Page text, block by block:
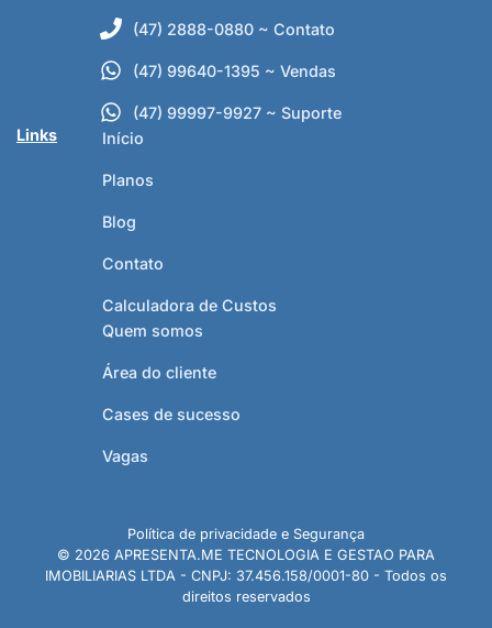
(47) 2888-0880 ~ Contato
(47) 99640-1395 ~ Vendas
(47) 99997-9927 ~ Suporte
Links
Início
Planos
Blog
Contato
Calculadora de Custos
Quem somos
Área do cliente
Cases de sucesso
Vagas
© 2026 APRESENTA.ME TECNOLOGIA E GESTAO PARA
IMOBILIARIAS LTDA - CNPJ: 37.456.158/0001-80 - Todos os
direitos reservados
Política de privacidade e Segurança